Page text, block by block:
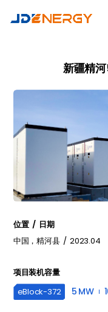
新疆精
位置 / 日期
中国，精河县 / 2023.04
项目装机容量
eBlock-372 5 MW